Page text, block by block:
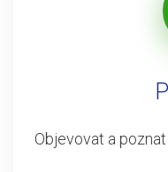
Objevovat a